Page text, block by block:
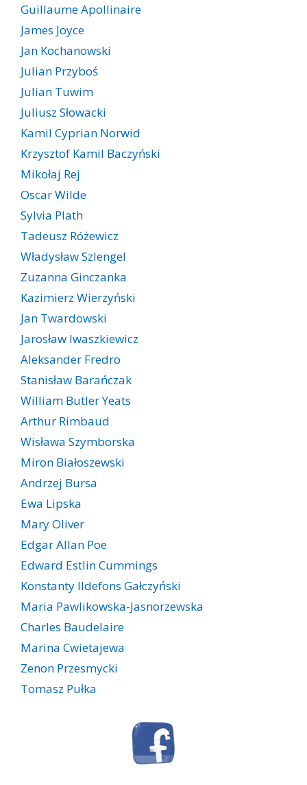
Guillaume Apollinaire
James Joyce
Jan Kochanowski
Julian Przyboś
Julian Tuwim
Juliusz Słowacki
Kamil Cyprian Norwid
Krzysztof Kamil Baczyński
Mikołaj Rej
Oscar Wilde
Sylvia Plath
Tadeusz Różewicz
Władysław Szlengel
Zuzanna Ginczanka
Kazimierz Wierzyński
Jan Twardowski
Jarosław Iwaszkiewicz
Aleksander Fredro
Stanisław Barańczak
William Butler Yeats
Arthur Rimbaud
Wisława Szymborska
Miron Białoszewski
Andrzej Bursa
Ewa Lipska
Mary Oliver
Edgar Allan Poe
Edward Estlin Cummings
Konstanty Ildefons Gałczyński
Maria Pawlikowska-Jasnorzewska
Charles Baudelaire
Marina Cwietajewa
Zenon Przesmycki
Tomasz Pułka